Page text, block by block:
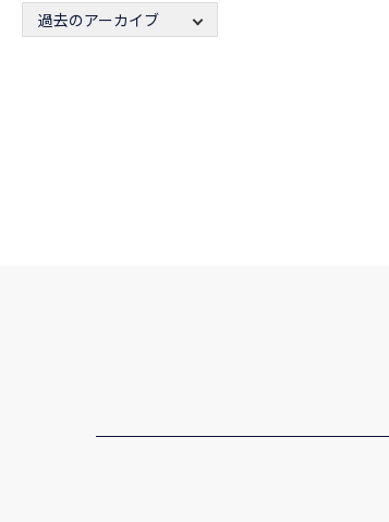
過去のアーカイブ